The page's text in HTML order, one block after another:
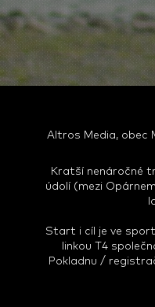
Altros Media, obec
Kratší nenáročné
údolí (mezi
Start i cíl je ve
linkou T4
Pokladnu /